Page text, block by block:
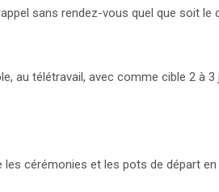
sans rendez-vous quel que soit le
au télétravail, avec comme cible 2 à
cérémonies et les pots de départ en